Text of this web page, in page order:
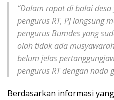
“Dalam rapat di balai
pengurus RT, PJ langsung
pengurus Bumdes yang
olah tidak ada
belum jelas
pengurus RT dengan nada
Berdasarkan informasi